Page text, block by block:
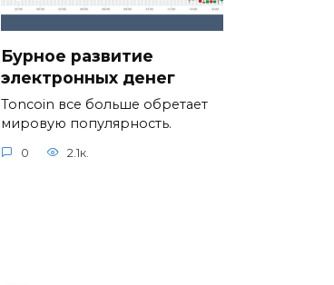
Бурное развитие
электронных денег
Toncoin все больше обретает
мировую популярность.
0 2.1к.